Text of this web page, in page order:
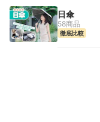
日傘
58商品
徹底比較